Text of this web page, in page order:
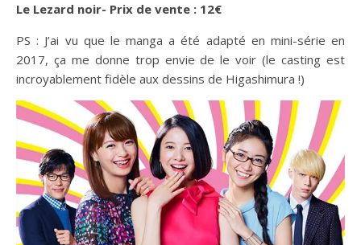
Le Lezard noir- Prix de vente : 12€
PS : J’ai vu que le manga a été adapté en mini-série en
2017, ça me donne trop envie de le voir (le casting est
incroyablement fidèle aux dessins de Higashimura !)